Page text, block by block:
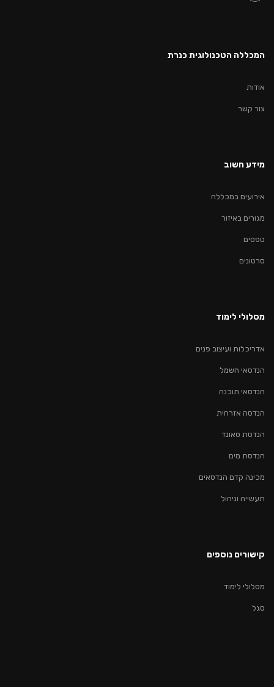
המכללה הטכנולוגית כנרת
אודות
צור קשר
מידע חשוב
אירועים במכללה
מגורים באיזור
טפסים
סרטונים
מסלולי לימוד
אדריכלות ועיצוב פנים
הנדסאי חשמל
הנדסאי תוכנה
הנדסה אזרחית
הנדסת סאונד
הנדסת מים
מכינה קדם הנדסאים
תעשייה וניהול
קישורים נוספים
מסלולי לימוד
סגל